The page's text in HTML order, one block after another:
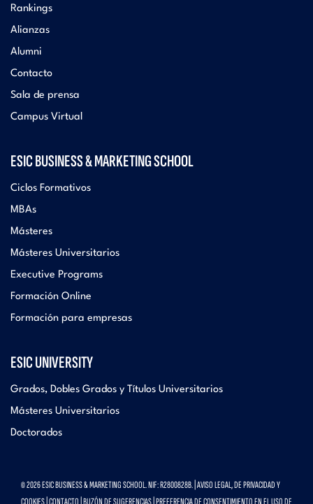
Rankings
Alianzas
Alumni
Contacto
Sala de prensa
Campus Virtual
ESIC BUSINESS & MARKETING SCHOOL
Ciclos Formativos
MBAs
Másteres
Másteres Universitarios
Executive Programs
Formación Online
Formación para empresas
ESIC UNIVERSITY
Grados, Dobles Grados y Títulos Universitarios
Másteres Universitarios
Doctorados
© 2026 ESIC BUSINESS & MARKETING SCHOOL. NIF: R2800828B. | AVISO LEGAL, DE PRIVACIDAD Y
COOKIES CONTACTO BUZÓN DE SUGERENCIAS PREFERENCIA DE CONSENTIMIENTO EN EL USO DE